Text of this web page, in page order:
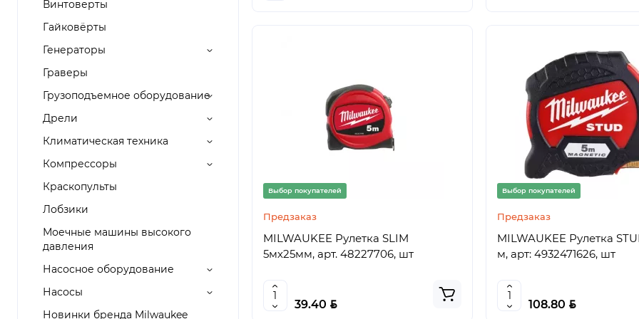
Винтоверты
Гайковёрты
Генераторы
Граверы
Грузоподъемное оборудование
Дрели
Климатическая техника
Компрессоры
Краскопульты
Лобзики
Моечные машины высокого
давления
Насосное оборудование
Насосы
Новинки бренда Milwaukee
Выбор покупателей
Предзаказ
MILWAUKEE Рулетка SLIM
5мх25мм, арт. 48227706, шт
39.40 BYN
Выбор покупателей
Предзаказ
MILWAUKEE Рулетка
м, арт: 4932471626, шт
108.80 BYN